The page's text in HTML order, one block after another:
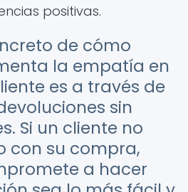
positivas.
de cómo
la empatía en
es a través de
sin
Si un cliente no
con su compra,
a hacer